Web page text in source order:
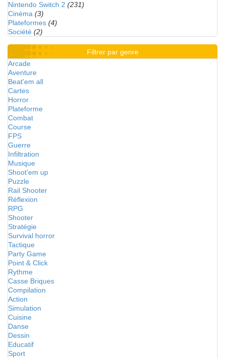
Nintendo Switch 2 (231)
Cinéma (3)
Plateformes (4)
Société (2)
Filtrer par genre
Arcade
Aventure
Beat'em all
Cartes
Horror
Plateforme
Combat
Course
FPS
Guerre
Infiltration
Musique
Shoot'em up
Puzzle
Rail Shooter
Réflexion
RPG
Shooter
Stratégie
Survival horror
Tactique
Party Game
Point & Click
Rythme
Casse Briques
Compilation
Action
Simulation
Cuisine
Danse
Dessin
Educatif
Sport